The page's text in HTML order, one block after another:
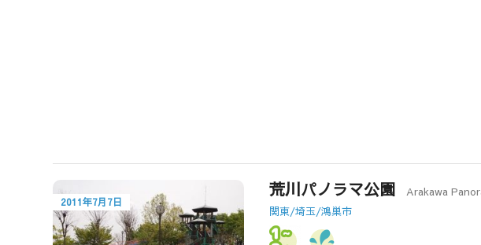
2011年7月7日
荒川パノラマ公園
Arakawa
関東/埼玉/鴻巣市